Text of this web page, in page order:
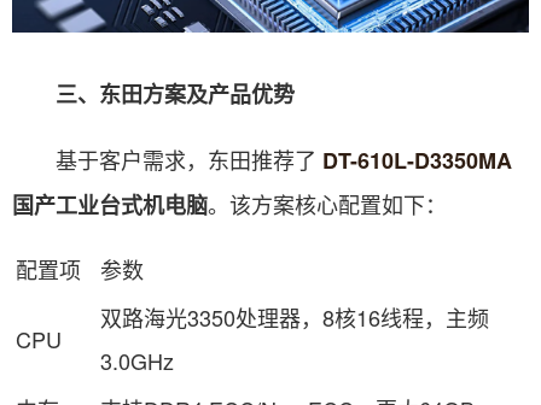
三、东田方案及产品优势
基于客户需求，东田推荐了 DT-610L-D3350MA
国产工业台式机电脑。该方案核心配置如下：
配置项 参数
CPU
双路海光3350处理器，8核16线程，主频
3.0GHz